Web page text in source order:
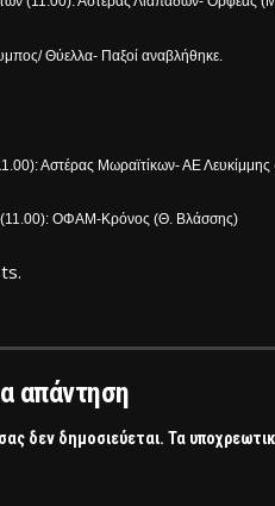
Θύελλα- Παξοί αναβλήθηκε.
Αστέρας Μωραϊτίκων- ΑΕ Λευκίμμης
(11.00): ΟΦΑΜ-Κρόνος (Θ. Βλάσσης)
απάντηση
δεν δημοσιεύεται. Τα